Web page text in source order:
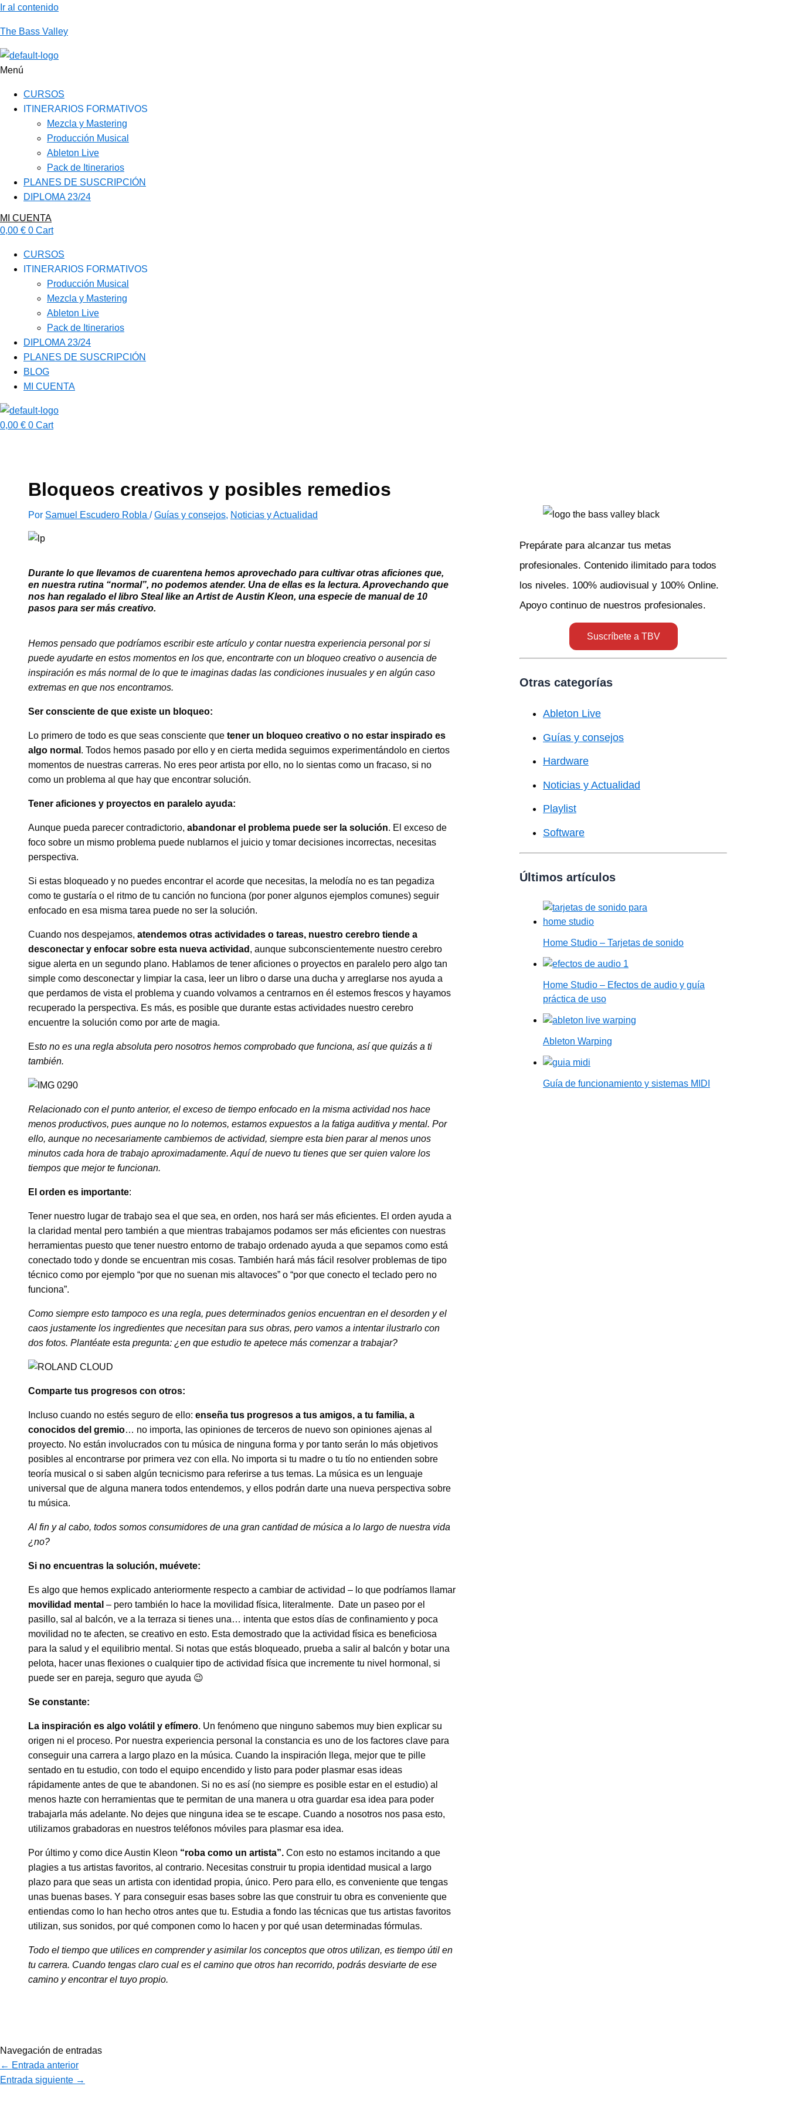
Ir al contenido
The Bass Valley
Menú
CURSOS
ITINERARIOS FORMATIVOS
Mezcla y Mastering
Producción Musical
Ableton Live
Pack de Itinerarios
PLANES DE SUSCRIPCIÓN
DIPLOMA 23/24
MI CUENTA
0,00 € 0 Cart
CURSOS
ITINERARIOS FORMATIVOS
Producción Musical
Mezcla y Mastering
Ableton Live
Pack de Itinerarios
DIPLOMA 23/24
PLANES DE SUSCRIPCIÓN
BLOG
MI CUENTA
0,00 € 0 Cart
Bloqueos creativos y posibles remedios
Por Samuel Escudero Robla /Guías y consejos, Noticias y Actualidad
Durante lo que llevamos de cuarentena hemos aprovechado para cultivar otras aficiones que,
en nuestra rutina “normal”, no podemos atender. Una de ellas es la lectura. Aprovechando que
nos han regalado el libro Steal like an Artist de Austin Kleon, una especie de manual de 10
pasos para ser más creativo.
Hemos pensado que podríamos escribir este artículo y contar nuestra experiencia personal por si
puede ayudarte en estos momentos en los que, encontrarte con un bloqueo creativo o ausencia de
inspiración es más normal de lo que te imaginas dadas las condiciones inusuales y en algún caso
extremas en que nos encontramos.
Ser consciente de que existe un bloqueo:
Lo primero de todo es que seas consciente que tener un bloqueo creativo o no estar inspirado es
algo normal . Todos hemos pasado por ello y en cierta medida seguimos experimentándolo en ciertos
momentos de nuestras carreras. No eres peor artista por ello, no lo sientas como un fracaso, si no
como un problema al que hay que encontrar solución.
Tener aficiones y proyectos en paralelo ayuda:
Aunque pueda parecer contradictorio, abandonar el problema puede ser la solución. El exceso de
foco sobre un mismo problema puede nublarnos el juicio y tomar decisiones incorrectas, necesitas
perspectiva.
Si estas bloqueado y no puedes encontrar el acorde que necesitas, la melodía no es tan pegadiza
como te gustaría o el ritmo de tu canción no funciona (por poner algunos ejemplos comunes) seguir
enfocado en esa misma tarea puede no ser la solución.
Cuando nos despejamos, atendemos otras actividades o tareas, nuestro cerebro tiende a
desconectar y enfocar sobre esta nueva actividad , aunque subconscientemente nuestro cerebro
sigue alerta en un segundo plano. Hablamos de tener aficiones o proyectos en paralelo pero algo tan
simple como desconectar y limpiar la casa, leer un libro o darse una ducha y arreglarse nos ayuda a
que perdamos de vista el problema y cuando volvamos a centrarnos en él estemos frescos y hayamos
recuperado la perspectiva. Es más, es posible que durante estas actividades nuestro cerebro
encuentre la solución como por arte de magia.
Esto no es una regla absoluta pero nosotros hemos comprobado que funciona, así que quizás a ti
también.
Relacionado con el punto anterior, el exceso de tiempo enfocado en la misma actividad nos hace
menos productivos, pues aunque no lo notemos, estamos expuestos a la fatiga auditiva y mental. Por
ello, aunque no necesariamente cambiemos de actividad, siempre esta bien parar al menos unos
minutos cada hora de trabajo aproximadamente. Aquí de nuevo tu tienes que ser quien valore los
tiempos que mejor te funcionan.
El orden es importante:
Tener nuestro lugar de trabajo sea el que sea, en orden, nos hará ser más eficientes. El orden ayuda a
la claridad mental pero también a que mientras trabajamos podamos ser más eficientes con nuestras
herramientas puesto que tener nuestro entorno de trabajo ordenado ayuda a que sepamos como está
conectado todo y donde se encuentran mis cosas. También hará más fácil resolver problemas de tipo
técnico como por ejemplo “por que no suenan mis altavoces” o “por que conecto el teclado pero no
funciona”.
Como siempre esto tampoco es una regla, pues determinados genios encuentran en el desorden y el
caos justamente los ingredientes que necesitan para sus obras, pero vamos a intentar ilustrarlo con
dos fotos. Plantéate esta pregunta: ¿en que estudio te apetece más comenzar a trabajar?
Comparte tus progresos con otros:
Incluso cuando no estés seguro de ello: enseña tus progresos a tus amigos, a tu familia, a
conocidos del gremio… no importa, las opiniones de terceros de nuevo son opiniones ajenas al
proyecto. No están involucrados con tu música de ninguna forma y por tanto serán lo más objetivos
posibles al encontrarse por primera vez con ella. No importa si tu madre o tu tío no entienden sobre
teoría musical o si saben algún tecnicismo para referirse a tus temas. La música es un lenguaje
universal que de alguna manera todos entendemos, y ellos podrán darte una nueva perspectiva sobre
tu música.
Al fin y al cabo, todos somos consumidores de una gran cantidad de música a lo largo de nuestra vida
¿no?
Si no encuentras la solución, muévete:
Es algo que hemos explicado anteriormente respecto a cambiar de actividad – lo que podríamos llamar
movilidad mental – pero también lo hace la movilidad física, literalmente. Date un paseo por el
pasillo, sal al balcón, ve a la terraza si tienes una… intenta que estos días de confinamiento y poca
movilidad no te afecten, se creativo en esto. Esta demostrado que la actividad física es beneficiosa
para la salud y el equilibrio mental. Si notas que estás bloqueado, prueba a salir al balcón y botar una
pelota, hacer unas flexiones o cualquier tipo de actividad física que incremente tu nivel hormonal, si
puede ser en pareja, seguro que ayuda 😉
Se constante:
La inspiración es algo volátil y efímero. Un fenómeno que ninguno sabemos muy bien explicar su
origen ni el proceso. Por nuestra experiencia personal la constancia es uno de los factores clave para
conseguir una carrera a largo plazo en la música. Cuando la inspiración llega, mejor que te pille
sentado en tu estudio, con todo el equipo encendido y listo para poder plasmar esas ideas
rápidamente antes de que te abandonen. Si no es así (no siempre es posible estar en el estudio) al
menos hazte con herramientas que te permitan de una manera u otra guardar esa idea para poder
trabajarla más adelante. No dejes que ninguna idea se te escape. Cuando a nosotros nos pasa esto,
utilizamos grabadoras en nuestros teléfonos móviles para plasmar esa idea.
Por último y como dice Austin Kleon “roba como un artista”. Con esto no estamos incitando a que
plagies a tus artistas favoritos, al contrario. Necesitas construir tu propia identidad musical a largo
plazo para que seas un artista con identidad propia, único. Pero para ello, es conveniente que tengas
unas buenas bases. Y para conseguir esas bases sobre las que construir tu obra es conveniente que
entiendas como lo han hecho otros antes que tu. Estudia a fondo las técnicas que tus artistas favoritos
utilizan, sus sonidos, por qué componen como lo hacen y por qué usan determinadas fórmulas.
Todo el tiempo que utilices en comprender y asimilar los conceptos que otros utilizan, es tiempo útil en
tu carrera. Cuando tengas claro cual es el camino que otros han recorrido, podrás desviarte de ese
camino y encontrar el tuyo propio.
Navegación de entradas
← Entrada anterior
Entrada siguiente →
Prepárate para alcanzar tus metas
profesionales. Contenido ilimitado para todos
los niveles. 100% audiovisual y 100% Online.
Apoyo continuo de nuestros profesionales.
Suscríbete a TBV
Otras categorías
Ableton Live
Guías y consejos
Hardware
Noticias y Actualidad
Playlist
Software
Últimos artículos
Home Studio – Tarjetas de sonido
Home Studio – Efectos de audio y guía
práctica de uso
Ableton Warping
Guía de funcionamiento y sistemas MIDI